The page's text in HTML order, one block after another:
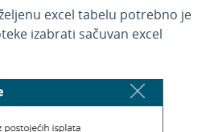
excel tabelu potrebno je
izabrati sačuvan excel